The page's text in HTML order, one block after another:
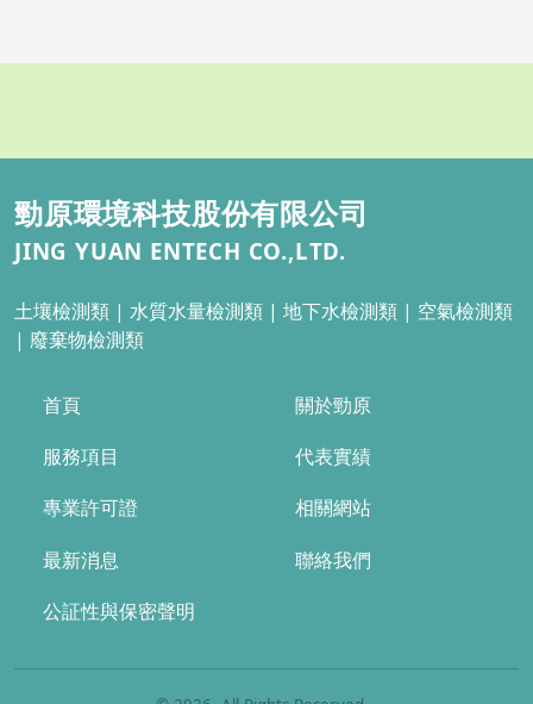
勁原環境科技股份有限公司
JING YUAN ENTECH CO.,LTD.
土壤檢測類 | 水質水量檢測類 | 地下水檢測類 | 空氣檢測類
| 廢棄物檢測類
首頁
關於勁原
服務項目
代表實績
專業許可證
相關網站
最新消息
聯絡我們
公証性與保密聲明